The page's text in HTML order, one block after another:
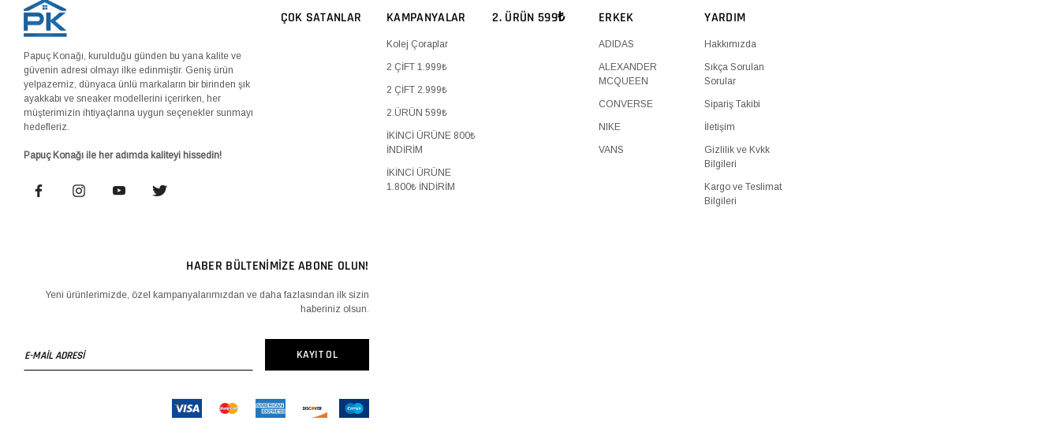
Papuç Konağı, kurulduğu günden bu yana kalite ve
güvenin adresi olmayı ilke edinmiştir. Geniş ürün
yelpazemiz, dünyaca ünlü markaların bir birinden şık
ayakkabı ve sneaker modellerini içerirken, her
müşterimizin ihtiyaçlarına uygun seçenekler sunmayı
hedefleriz.
Papuç Konağı ile her adımda kaliteyi hissedin!
ÇOK SATANLAR KAMPANYALAR
Kolej Çoraplar
2 ÇİFT 1.999₺
2 ÇİFT 2.999₺
2.ÜRÜN 599₺
İKİNCİ ÜRÜNE 800₺
İNDİRİM
İKİNCİ ÜRÜNE
1.800₺ İNDİRİM
2. ÜRÜN 599₺ ERKEK
ADIDAS
ALEXANDER
MCQUEEN
CONVERSE
NIKE
VANS
YARDIM
Hakkımızda
Sıkça Sorulan
Sorular
Sipariş Takibi
İletişim
Gizlilik ve Kvkk
Bilgileri
Kargo ve Teslimat
Bilgileri
HABER BÜLTENİMİZE ABONE OLUN!
Yeni ürünlerimizde, özel kampanyalarımızdan ve daha fazlasından ilk sizin
haberiniz olsun.
MAİL
KAYIT OL